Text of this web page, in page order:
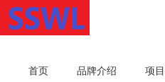
首页 品牌介绍 项